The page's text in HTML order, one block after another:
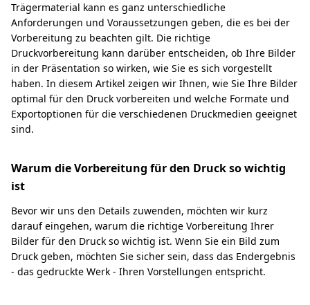
Trägermaterial kann es ganz unterschiedliche
Anforderungen und Voraussetzungen geben, die es bei der
Vorbereitung zu beachten gilt. Die richtige
Druckvorbereitung kann darüber entscheiden, ob Ihre Bilder
in der Präsentation so wirken, wie Sie es sich vorgestellt
haben. In diesem Artikel zeigen wir Ihnen, wie Sie Ihre Bilder
optimal für den Druck vorbereiten und welche Formate und
Exportoptionen für die verschiedenen Druckmedien geeignet
sind.
Warum die Vorbereitung für den Druck so wichtig
ist
Bevor wir uns den Details zuwenden, möchten wir kurz
darauf eingehen, warum die richtige Vorbereitung Ihrer
Bilder für den Druck so wichtig ist. Wenn Sie ein Bild zum
Druck geben, möchten Sie sicher sein, dass das Endergebnis
- das gedruckte Werk - Ihren Vorstellungen entspricht.